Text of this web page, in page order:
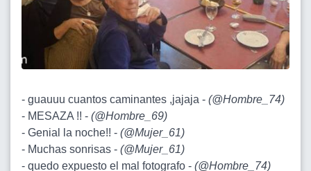
- guauuu cuantos caminantes ,jajaja - (@Hombre_74)
- MESAZA !! - (@Hombre_69)
- Genial la noche!! - (@Mujer_61)
- Muchas sonrisas - (@Mujer_61)
- quedo expuesto el mal fotografo - (@Hombre_74)